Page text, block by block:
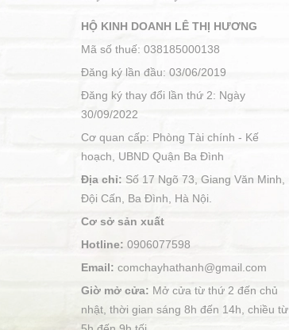
HỘ KINH DOANH LÊ THỊ HƯƠNG
Mã số thuế: 038185000138
Đăng ký lần đầu: 03/06/2019
Đăng ký thay đổi lần thứ 2: Ngày
30/09/2022
Cơ quan cấp: Phòng Tài chính - Kế
hoạch, UBND Quận Ba Đình
Địa chỉ: Số 17 Ngõ 73, Giang Văn Minh,
Đội Cấn, Ba Đình, Hà Nội.
Cơ sở sản xuất
Hotline: 0906077598
Email: comchayhathanh@gmail.com
Giờ mở cửa: Mở cửa từ thứ 2 đến chủ
nhật, thời gian sáng 8h đến 14h, chiều từ